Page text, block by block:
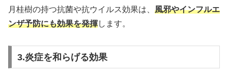
月桂樹の持つ抗菌や抗ウイルス効果は、 風邪やインフルエ
ンザ予防にも効果を発揮します。
3.炎症を和らげる効果